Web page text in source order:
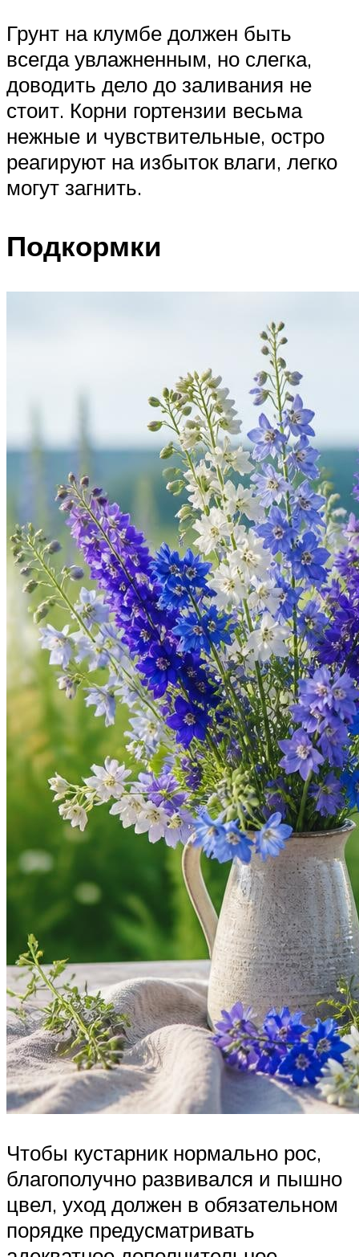
Грунт на клумбе должен быть
всегда увлажненным, но слегка,
доводить дело до заливания не
стоит. Корни гортензии весьма
нежные и чувствительные, остро
реагируют на избыток влаги, легко
могут загнить.
Подкормки
Чтобы кустарник нормально рос,
благополучно развивался и пышно
цвел, уход должен в обязательном
порядке предусматривать